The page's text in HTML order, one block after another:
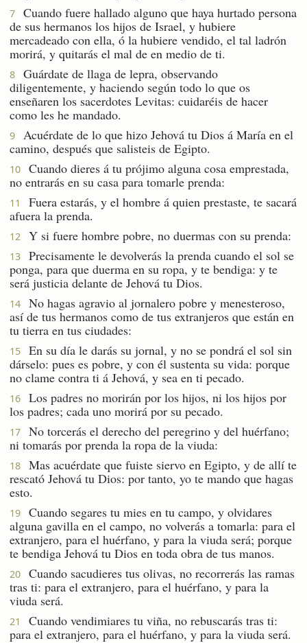
7
Cuando fuere hallado alguno que haya hurtado persona
de sus hermanos los hijos de Israel, y hubiere
mercadeado con ella, ó la hubiere vendido, el tal ladrón
morirá, y quitarás el mal de en medio de ti.
8
Guárdate de llaga de lepra, observando
diligentemente, y haciendo según todo lo que os
enseñaren los sacerdotes Levitas: cuidaréis de hacer
como les he mandado.
9
Acuérdate de lo que hizo Jehová tu Dios á María en el
camino, después que salisteis de Egipto.
10
Cuando dieres á tu prójimo alguna cosa emprestada,
no entrarás en su casa para tomarle prenda:
11
Fuera estarás, y el hombre á quien prestaste, te sacará
afuera la prenda.
12 Y si fuere hombre pobre, no duermas con su prenda:
13
Precisamente le devolverás la prenda cuando el sol se
ponga, para que duerma en su ropa, y te bendiga: y te
será justicia delante de Jehová tu Dios.
14
No hagas agravio al jornalero pobre y menesteroso,
así de tus hermanos como de tus extranjeros que están en
tu tierra en tus ciudades:
15
En su día le darás su jornal, y no se pondrá el sol sin
dárselo: pues es pobre, y con él sustenta su vida: porque
no clame contra ti á Jehová, y sea en ti pecado.
16
Los padres no morirán por los hijos, ni los hijos por
los padres; cada uno morirá por su pecado.
17
No torcerás el derecho del peregrino y del huérfano;
ni tomarás por prenda la ropa de la viuda:
18
Mas acuérdate que fuiste siervo en Egipto, y de allí te
rescató Jehová tu Dios: por tanto, yo te mando que hagas
esto.
19
Cuando segares tu mies en tu campo, y olvidares
alguna gavilla en el campo, no volverás a tomarla: para el
extranjero, para el huérfano, y para la viuda será; porque
te bendiga Jehová tu Dios en toda obra de tus manos.
20
Cuando sacudieres tus olivas, no recorrerás las ramas
tras ti: para el extranjero, para el huérfano, y para la
viuda será.
21
Cuando vendimiares tu viña, no rebuscarás tras ti:
para el extranjero, para el huérfano, y para la viuda será.